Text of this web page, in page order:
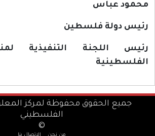
محمود عباس
رئيس دولة فلسطين
رئيس اللجنة التنفيذية
الفلسطينية
جميع الحقوق محفوظة لمركز
الفلسطيني
©